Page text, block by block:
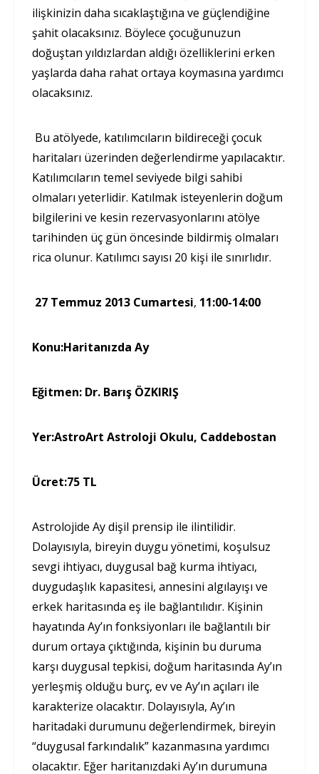
ilişkinizin daha sıcaklaştığına ve güçlendiğine
şahit olacaksınız. Böylece çocuğunuzun
doğuştan yıldızlardan aldığı özelliklerini erken
yaşlarda daha rahat ortaya koymasına yardımcı
olacaksınız.
Bu atölyede, katılımcıların bildireceği çocuk
haritaları üzerinden değerlendirme yapılacaktır.
Katılımcıların temel seviyede bilgi sahibi
olmaları yeterlidir. Katılmak isteyenlerin doğum
bilgilerini ve kesin rezervasyonlarını atölye
tarihinden üç gün öncesinde bildirmiş olmaları
rica olunur. Katılımcı sayısı 20 kişi ile sınırlıdır.
27 Temmuz 2013 Cumartesi, 11:00-14:00
Konu:Haritanızda Ay
Eğitmen: Dr. Barış ÖZKIRIŞ
Yer:AstroArt Astroloji Okulu, Caddebostan
Ücret:75 TL
Astrolojide Ay dişil prensip ile ilintilidir.
Dolayısıyla, bireyin duygu yönetimi, koşulsuz
sevgi ihtiyacı, duygusal bağ kurma ihtiyacı,
duygudaşlık kapasitesi, annesini algılayışı ve
erkek haritasında eş ile bağlantılıdır. Kişinin
hayatında Ay’ın fonksiyonları ile bağlantılı bir
durum ortaya çıktığında, kişinin bu duruma
karşı duygusal tepkisi, doğum haritasında Ay’ın
yerleşmiş olduğu burç, ev ve Ay’ın açıları ile
karakterize olacaktır. Dolayısıyla, Ay’ın
haritadaki durumunu değerlendirmek, bireyin
“duygusal farkındalık” kazanmasına yardımcı
olacaktır. Eğer haritanızdaki Ay’ın durumuna